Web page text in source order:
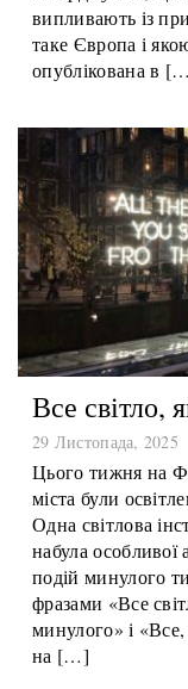
майбутнє для
стверджують, що
випливають із
таке Європа і
Все світло,
29 Листопада, 2025
Цього тижня на
міста були
Одна світлова
набула особливої
подій минулого
фразами «Все
минулого» і